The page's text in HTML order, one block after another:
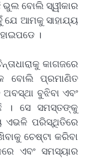
ଭୁଲ ବୋଲି ସ୍ୱୀକାର
ଯେ ଆମକୁ ସାହାଯ୍ୟ
।
କାଗଜରେ
ବୋଲି ପ୍ରମାଣିତ
ବୁଝିବା ଏବଂ
। ସେ ସମସ୍ତଙ୍କୁ
ଏଭଳି ପରିସ୍ଥିତିରେ
ଚେଷ୍ଟା କରିବା
ଏବଂ ସମସ୍ୟାର